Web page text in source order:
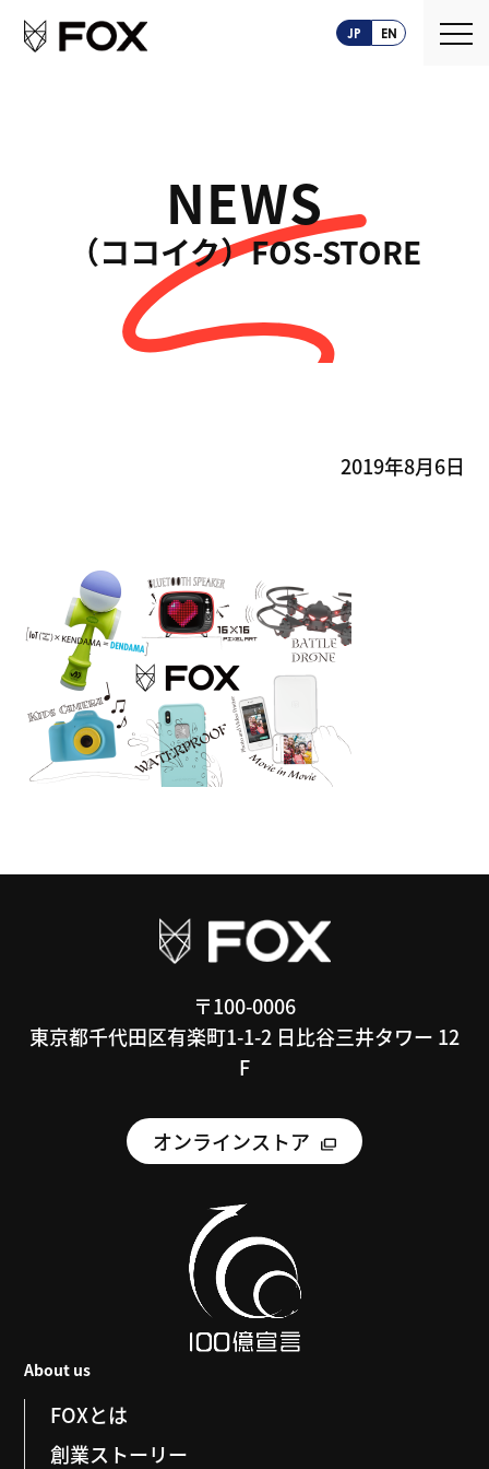
JP EN
FOXとは
創業ストーリー
FOXの歩み
Service
CASEPLAY
Company
NEWS
（ココイク）FOS-STORE
2019年8月6日
〒100-0006
東京都千代田区有楽町1-1-2 日比谷三井タワー 12
F
オンラインストア
About us
FOXとは
創業ストーリー